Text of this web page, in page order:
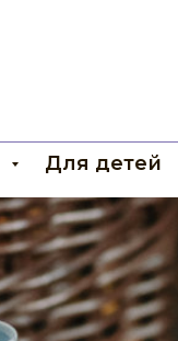
Для детей